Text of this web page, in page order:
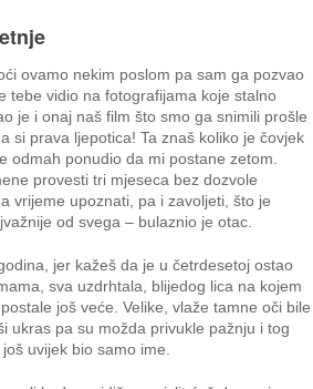
ovamo nekim poslom pa sam ga pozvao
tebe vidio na fotografijama koje stalno
je i onaj naš film što smo ga snimili prošle
si prava ljepotica! Ta znaš koliko je čovjek
odmah ponudio da mi postane zetom.
provesti tri mjeseca bez dozvole
vrijeme upoznati, pa i zavoljeti, što je
od svega – bulaznio je otac.
jer kažeš da je u četrdesetoj ostao
sva uzdrhtala, blijedog lica na kojem
još veće. Velike, vlaže tamne oči bile
ukras pa su možda privukle pažnju i tog
uvijek bio samo ime.